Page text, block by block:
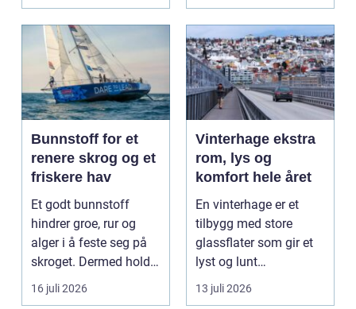
Bunnstoff for et
renere skrog og et
friskere hav
Et godt bunnstoff
hindrer groe, rur og
alger i å feste seg på
skroget. Dermed holder
båten bedre far...
16 juli 2026
Vinterhage ekstra
rom, lys og
komfort hele året
En vinterhage er et
tilbygg med store
glassflater som gir et
lyst og lunt
oppholdsrom nær
hagen, ogs...
13 juli 2026